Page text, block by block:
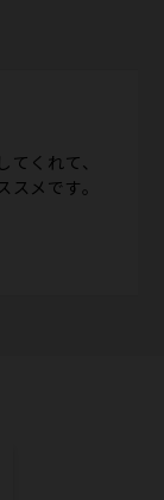
くれて、
メです。